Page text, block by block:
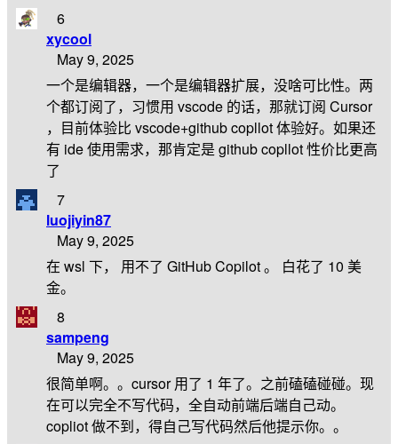
6
xycool
May 9, 2025
一个是编辑器，一个是编辑器扩展，没啥可比性。两
个都订阅了，习惯用 vscode 的话，那就订阅 Cursor
，目前体验比 vscode+github copllot 体验好。如果还
有 ide 使用需求，那肯定是 github copllot 性价比更高
了
7
luojiyin87
May 9, 2025
在 wsl 下， 用不了 GitHub Copilot 。 白花了 10 美
金。
8
sampeng
May 9, 2025
很简单啊。。cursor 用了 1 年了。之前磕磕碰碰。现
在可以完全不写代码，全自动前端后端自己动。
copliot 做不到，得自己写代码然后他提示你。。